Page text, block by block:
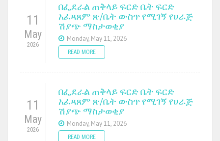
11
May
2026
በፌደራል ጠቅላይ ፍርድ ቤት ፍርድ
አፈጻጸም ጽ/ቤት ውስጥ የሚገኝ የሀራጅ
ሽያጭ ማስታወቂያ
Monday, May 11, 2026
READ MORE
11
May
2026
በፌደራል ጠቅላይ ፍርድ ቤት ፍርድ
አፈጻጸም ጽ/ቤት ውስጥ የሚገኝ የሀራጅ
ሽያጭ ማስታወቂያ
Monday, May 11, 2026
READ MORE